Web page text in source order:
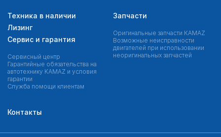
Техника в наличии
Лизинг
Сервис и гарантия
Сервисный центр
Гарантийные обязательства на
автотехнику KAMAZ и условия
гарантии
Служба помощи клиентам
Запчасти
Оригинальные запчасти КAMAZ
Возможные неисправности
двигателей при использовании
неоригинальных запчастей
Контакты